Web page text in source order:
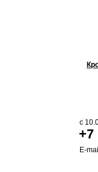
с
+7
E-